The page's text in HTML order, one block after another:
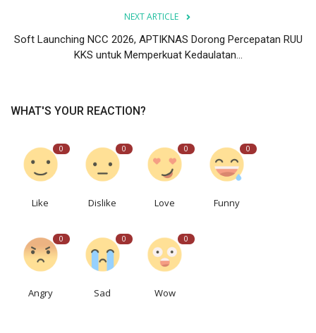
NEXT ARTICLE
Soft Launching NCC 2026, APTIKNAS Dorong Percepatan RUU
KKS untuk Memperkuat Kedaulatan...
WHAT'S YOUR REACTION?
0
Like
0
Dislike
0
Love
0
Funny
0
Angry
0
Sad
0
Wow